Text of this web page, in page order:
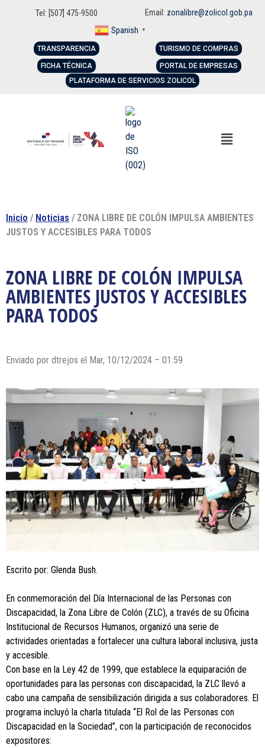
Tel: [507] 475-9500 Email: zonalibre@zolicol.gob.pa
Spanish ▼
TRANSPARENCIA
FICHA TÉCNICA
TURISMO DE COMPRAS
PORTAL DE EMPRESAS
PLATAFORMA DE SERVICIOS ZOLICOL
Inicio / Noticias / ZONA LIBRE DE COLÓN IMPULSA AMBIENTES
JUSTOS Y ACCESIBLES PARA TODOS
ZONA LIBRE DE COLÓN IMPULSA
AMBIENTES JUSTOS Y ACCESIBLES
PARA TODOS
Enviado por dtrejos el Mar, 10/12/2024 – 01:59
Escrito por: Glenda Bush.
En conmemoración del Día Internacional de las Personas con
Discapacidad, la Zona Libre de Colón (ZLC), a través de su Oficina
Institucional de Recursos Humanos, organizó una serie de
actividades orientadas a fortalecer una cultura laboral inclusiva, justa
y accesible.
Con base en la Ley 42 de 1999, que establece la equiparación de
oportunidades para las personas con discapacidad, la ZLC llevó a
cabo una campaña de sensibilización dirigida a sus colaboradores. El
programa incluyó la charla titulada “El Rol de las Personas con
Discapacidad en la Sociedad”, con la participación de reconocidos
expositores: